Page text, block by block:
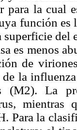
para la cual
función es
superficie del
es menos
de
la
(M2). La
mientras
Para la